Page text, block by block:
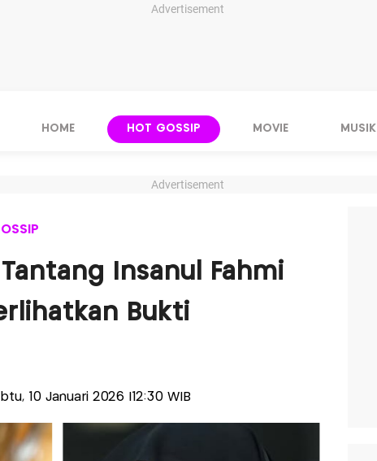
Advertisement
HOME HOT GOSSIP MOVIE MUSIK
Advertisement
Insanul Fahmi
Bukti
10 Januari 2026 |12:30 WIB